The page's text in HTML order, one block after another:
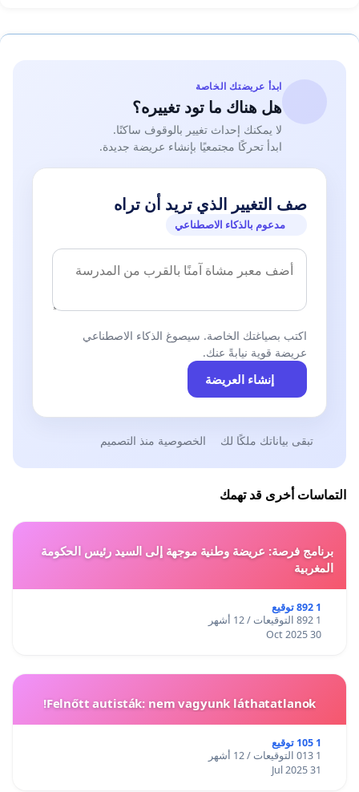
ابدأ عريضتك الخاصة
هل هناك ما تود تغييره؟
لا يمكنك إحداث تغيير بالوقوف ساكنًا.
ابدأ تحركًا مجتمعيًا بإنشاء عريضة جديدة.
صف التغيير الذي تريد أن تراه
مدعوم بالذكاء الاصطناعي
اكتب بصياغتك الخاصة. سيصوغ الذكاء الاصطناعي
عريضة قوية نيابةً عنك.
إنشاء العريضة
تبقى بياناتك ملكًا لك الخصوصية منذ التصميم
التماسات أخرى قد تهمك
برنامج فرصة: عريضة وطنية موجهة إلى السيد رئيس الحكومة
المغربية
1 892 توقيع
1 892 التوقيعات / 12 أشهر
30 Oct 2025
Felnőtt autisták: nem vagyunk láthatatlanok!
1 105 توقيع
1 013 التوقيعات / 12 أشهر
31 Jul 2025